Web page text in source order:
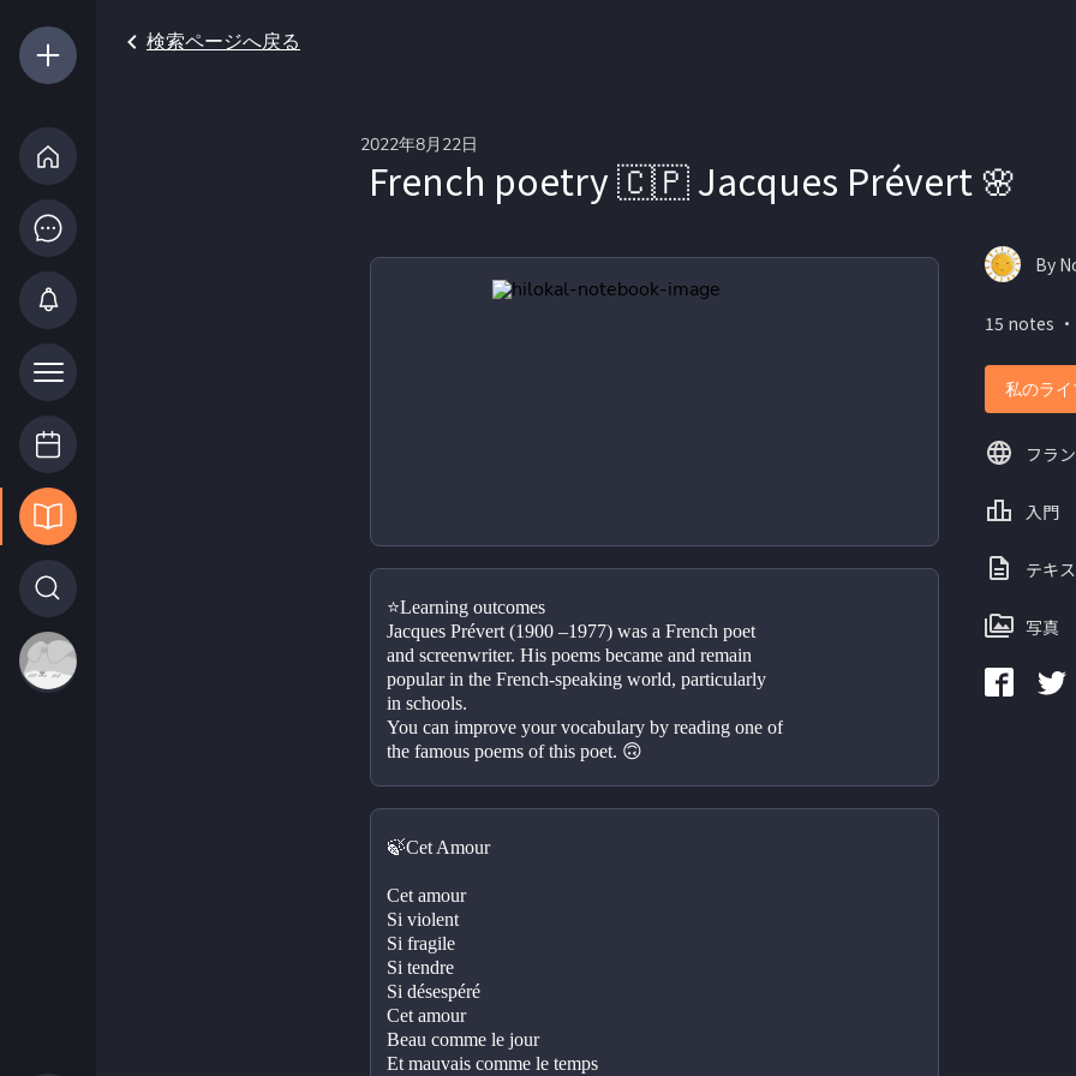
検索ページへ戻る
2022年8月22日
French poetry 🇨🇵 Jacques Prévert 🌸
⭐Learning outcomes
Jacques Prévert (1900 –1977) was a French poet
and screenwriter. His poems became and remain
popular in the French-speaking world, particularly
in schools.
You can improve your vocabulary by reading one of
the famous poems of this poet. 🙃
🍃Cet Amour
Cet amour
Si violent
Si fragile
Si tendre
Si désespéré
Cet amour
Beau comme le jour
Et mauvais comme le temps
By
15 notes
私のラ
フラ
入門
テキ
写真